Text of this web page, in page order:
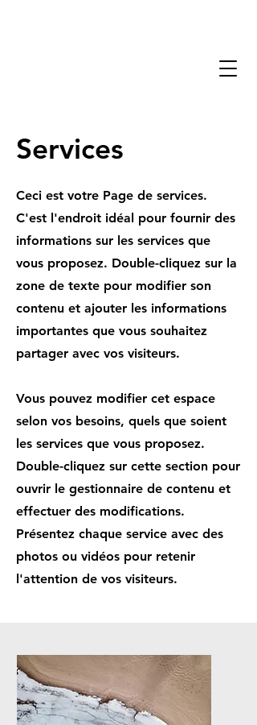
Services
Ceci est votre Page de services.
C'est l'endroit idéal pour fournir des
informations sur les services que
vous proposez. Double-cliquez sur la
zone de texte pour modifier son
contenu et ajouter les informations
importantes que vous souhaitez
partager avec vos visiteurs.
Vous pouvez modifier cet espace
selon vos besoins, quels que soient
les services que vous proposez.
Double-cliquez sur cette section pour
ouvrir le gestionnaire de contenu et
effectuer des modifications.
Présentez chaque service avec des
photos ou vidéos pour retenir
l'attention de vos visiteurs.